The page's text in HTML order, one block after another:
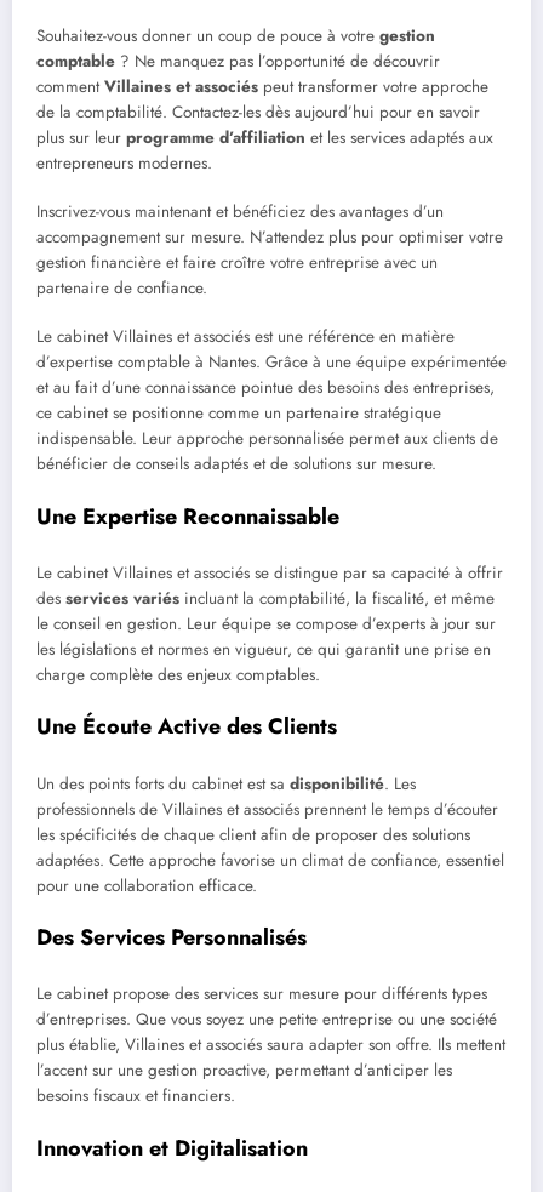
Souhaitez-vous donner un coup de pouce à votre gestion
comptable ? Ne manquez pas l’opportunité de découvrir
commentVillaines et associés peut transformer votre approche
de la comptabilité. Contactez-les dès aujourd’hui pour en savoir
plus sur leur programme d’affiliation et les services adaptés aux
entrepreneurs modernes.
Inscrivez-vous maintenant et bénéficiez des avantages d’un
accompagnement sur mesure. N’attendez plus pour optimiser votre
gestion financière et faire croître votre entreprise avec un
partenaire de confiance.
Le cabinet Villaines et associés est une référence en matière
d’expertise comptable à Nantes. Grâce à une équipe expérimentée
et au fait d’une connaissance pointue des besoins des entreprises,
ce cabinet se positionne comme un partenaire stratégique
indispensable. Leur approche personnalisée permet aux clients de
bénéficier de conseils adaptés et de solutions sur mesure.
Une Expertise Reconnaissable
Le cabinet Villaines et associés se distingue par sa capacité à offrir
des services variés incluant la comptabilité, la fiscalité, et même
le conseil en gestion. Leur équipe se compose d’experts à jour sur
les législations et normes en vigueur, ce qui garantit une prise en
charge complète des enjeux comptables.
Une Écoute Active des Clients
Un des points forts du cabinet est sa disponibilité. Les
professionnels de Villaines et associés prennent le temps d’écouter
les spécificités de chaque client afin de proposer des solutions
adaptées. Cette approche favorise un climat de confiance, essentiel
pour une collaboration efficace.
Des Services Personnalisés
Le cabinet propose des services sur mesure pour différents types
d’entreprises. Que vous soyez une petite entreprise ou une société
plus établie, Villaines et associés saura adapter son offre. Ils mettent
l’accent sur une gestion proactive, permettant d’anticiper les
besoins fiscaux et financiers.
Innovation et Digitalisation